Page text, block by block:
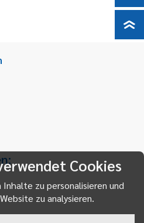
Cookies
Inhalte zu personalisieren und
zu analysieren.